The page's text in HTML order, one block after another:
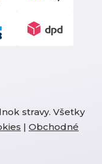
stravy. Všetky
| Obchodné